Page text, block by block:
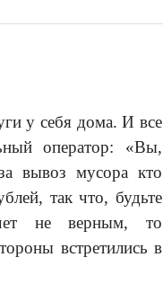
у себя дома. И все
оператор: «Вы,
вывоз мусора кто
так что, будьте
не верным, то
встретились в